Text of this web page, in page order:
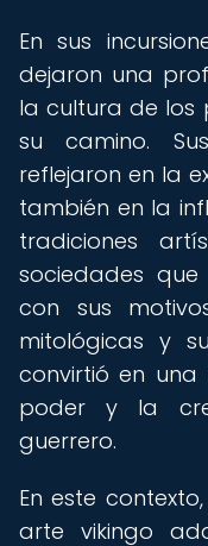
En sus
dejaron una
la cultura de los
su camino.
reflejaron en la
también en la
tradiciones
sociedades que
con sus
mitológicas y
convirtió en
poder y la
guerrero.
En este
arte vikingo